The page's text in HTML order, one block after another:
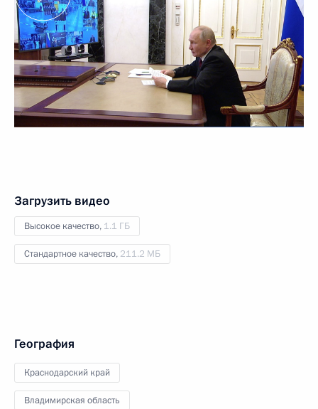
Загрузить видео
Высокое качество, 1.1 ГБ
Стандартное качество, 211.2 МБ
География
Краснодарский край
Владимирская область